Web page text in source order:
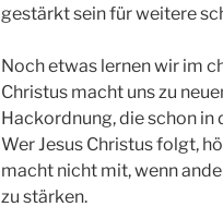
gestärkt sein für weitere
Noch etwas lernen wir im
Christus macht uns zu
Hackordnung, die schon
Wer Jesus Christus folgt,
macht nicht mit, wenn
zu stärken.